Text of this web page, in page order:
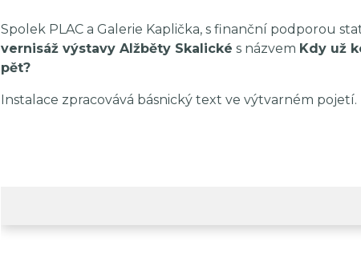
Spolek PLAC a Galerie Kaplička, s finanční podporou
vernisáž výstavy Alžběty Skalické s názvem Kdy už
pět?
Instalace zpracovává básnický text ve výtvarném pojetí.